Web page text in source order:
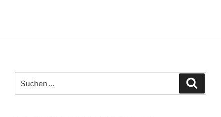
nach: